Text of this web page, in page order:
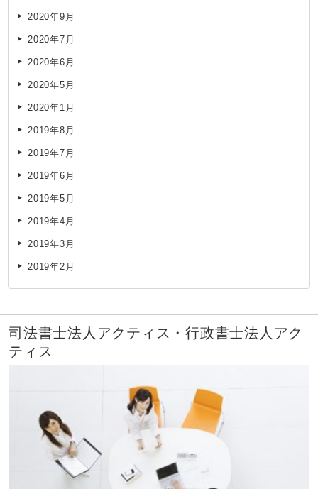
2020年9月
2020年7月
2020年6月
2020年5月
2020年1月
2019年8月
2019年7月
2019年6月
2019年5月
2019年4月
2019年3月
2019年2月
司法書士法人アクティス・行政書士法人アク
ティス